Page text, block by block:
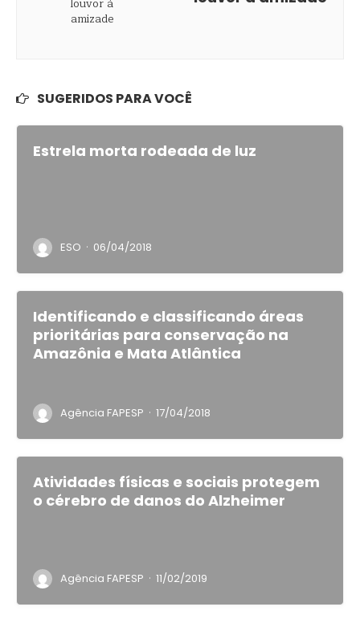
SUGERIDOS PARA VOCÊ
Estrela morta rodeada de luz
ESO · 06/04/2018
Identificando e classificando áreas
prioritárias para conservação na
Amazônia e Mata Atlântica
Agência FAPESP · 17/04/2018
Atividades físicas e sociais protegem
o cérebro de danos do Alzheimer
Agência FAPESP · 11/02/2019